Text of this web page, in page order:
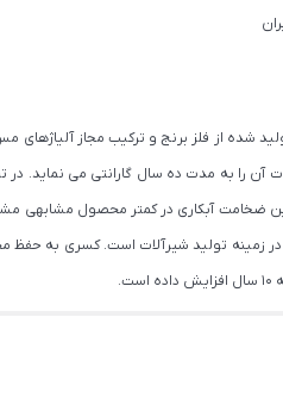
شده از فلز برنج و ترکیب مجاز
آن را به مدت ده سال گارانتی می
می باشد. این ضخامت آبکاری در کمتر
در زمینه تولید شیرآلات است. کسری به